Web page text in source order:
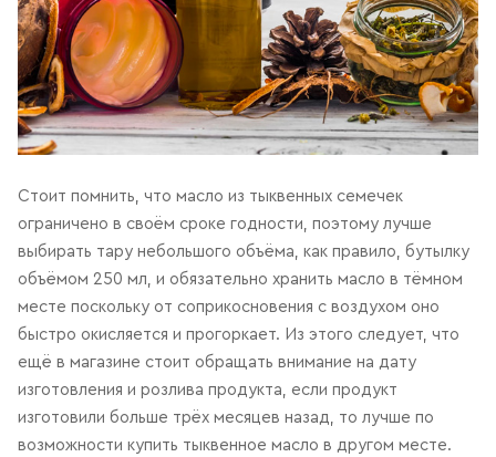
Стоит помнить, что масло из тыквенных семечек
ограничено в своём сроке годности, поэтому лучше
выбирать тару небольшого объёма, как правило, бутылку
объёмом 250 мл, и обязательно хранить масло в тёмном
месте поскольку от соприкосновения с воздухом оно
быстро окисляется и прогоркает. Из этого следует, что
ещё в магазине стоит обращать внимание на дату
изготовления и розлива продукта, если продукт
изготовили больше трёх месяцев назад, то лучше по
возможности купить тыквенное масло в другом месте.